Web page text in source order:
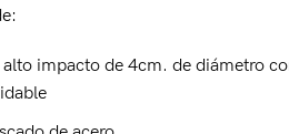
alto impacto de 4cm. de diámetro